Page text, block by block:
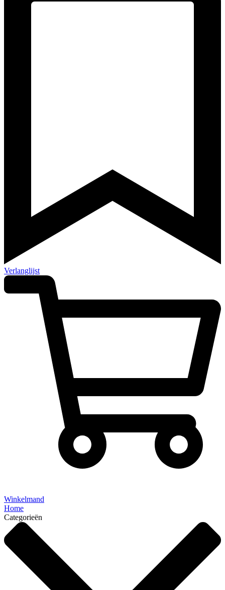
Verlanglijst
Winkelmand
Home
Categorieën